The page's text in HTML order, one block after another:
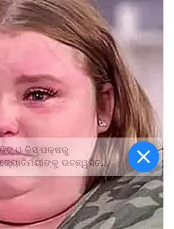
କିଟ୍‍ ଓ କିସ୍‍ ପକ୍ଷରୁ
ଜ୍ୟୋତିର୍ମୟୀଙ୍କୁ ଉଚ୍ଛ୍ୱସିତ
ସମ୍ବର୍ଦ୍ଧନା; ୫ଲକ୍ଷ ଟଙ୍କାର
ପ୍ରୋତ୍ସାହନ ରାଶି ପ୍ରଦାନ